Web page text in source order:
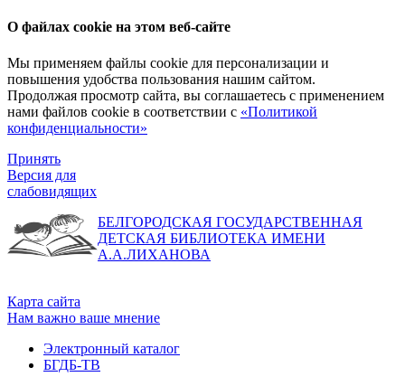
О файлах cookie на этом веб-сайте
Мы применяем файлы cookie для персонализации и
повышения удобства пользования нашим сайтом.
Продолжая просмотр сайта, вы соглашаетесь с применением
нами файлов cookie в соответствии с «Политикой
конфиденциальности»
Принять
Версия для
слабовидящих
БЕЛГОРОДСКАЯ ГОСУДАРСТВЕННАЯ
ДЕТСКАЯ БИБЛИОТЕКА ИМЕНИ
А.А.ЛИХАНОВА
Карта сайта
Нам важно ваше мнение
Электронный каталог
БГДБ-ТВ